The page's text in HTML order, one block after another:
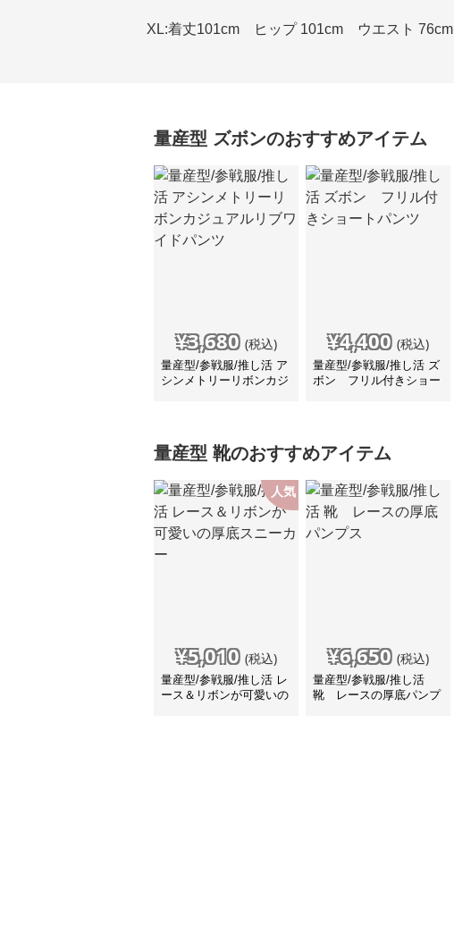
XL:着丈101cm ヒップ 101cm ウエスト 76cm
量産型 ズボンのおすすめアイテム
¥3,680 (税込)
量産型/参戦服/推し活 ア
シンメトリーリボンカジ
¥4,400 (税込)
量産型/参戦服/推し活 ズ
ボン フリル付きショー
量産型 靴のおすすめアイテム
人気
¥5,010 (税込)
量産型/参戦服/推し活 レ
ース＆リボンが可愛いの
¥6,650 (税込)
量産型/参戦服/推し活
靴 レースの厚底パンプ